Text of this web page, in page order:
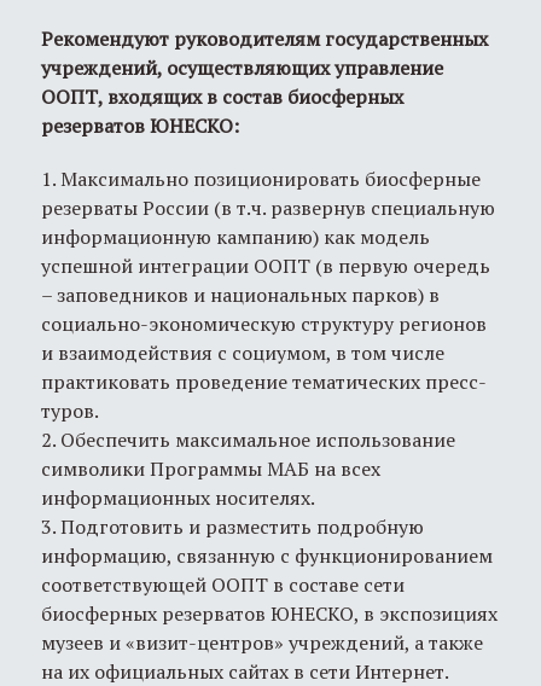
Рекомендуют руководителям государственных
учреждений, осуществляющих управление
ООПТ, входящих в состав биосферных
резерватов ЮНЕСКО:
1. Максимально позиционировать биосферные
резерваты России (в т.ч. развернув специальную
информационную кампанию) как модель
успешной интеграции ООПТ (в первую очередь
– заповедников и национальных парков) в
социально-экономическую структуру регионов
и взаимодействия с социумом, в том числе
практиковать проведение тематических пресс-
туров.
2. Обеспечить максимальное использование
символики Программы МАБ на всех
информационных носителях.
3. Подготовить и разместить подробную
информацию, связанную с функционированием
соответствующей ООПТ в составе сети
биосферных резерватов ЮНЕСКО, в экспозициях
музеев и «визит-центров» учреждений, а также
на их официальных сайтах в сети Интернет.